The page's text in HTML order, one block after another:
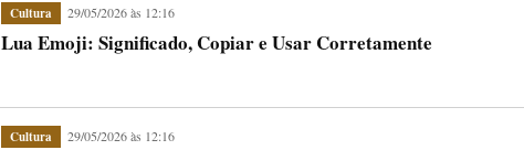
Cultura 29/05/2026 às 12:16
Lua Emoji: Significado, Copiar e Usar Corretamente
Cultura 29/05/2026 às 12:16